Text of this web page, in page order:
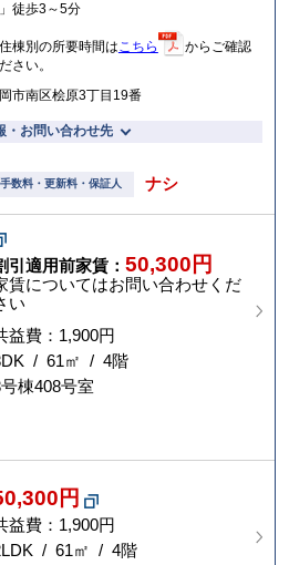
徒歩3～5分
棟別の所要時間はこちら
からご確認
さい。
市南区桧原3丁目19番
・お問い合わせ先
数料・更新料・保証人 ナシ
引適用前家賃：50,300円
賃についてはお問い合わせくだ
い
益費：1,900円
/ 61㎡ / 4階
棟408号室
円
益費：1,900円
/ 61㎡ / 4階